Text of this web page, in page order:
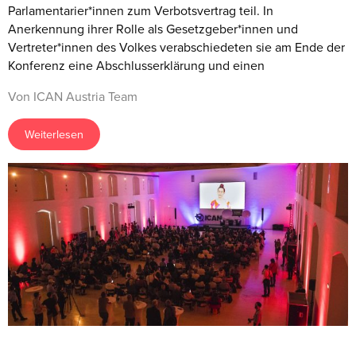
Parlamentarier*innen zum Verbotsvertrag teil. In
Anerkennung ihrer Rolle als Gesetzgeber*innen und
Vertreter*innen des Volkes verabschiedeten sie am Ende der
Konferenz eine Abschlusserklärung und einen
Von ICAN Austria Team
Weiterlesen